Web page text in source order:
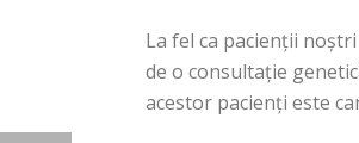
La fel ca pacienții
de o consultație
acestor pacienți este